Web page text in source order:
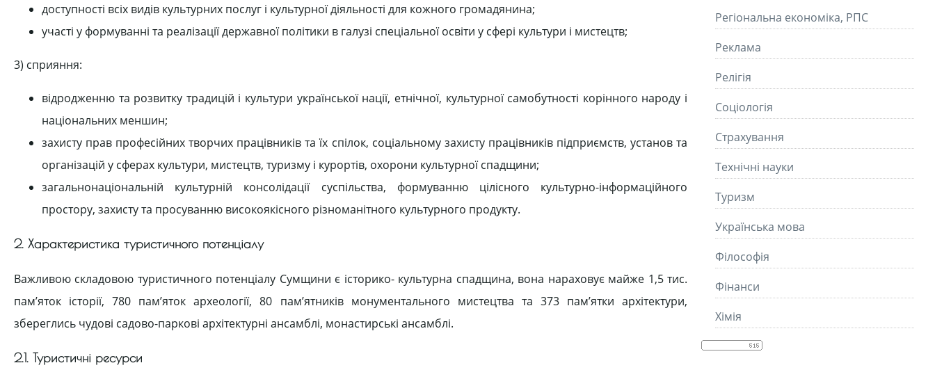
доступності всіх видів культурних послуг і культурної діяльності для кожного громадянина;
участі у формуванні та реалізації державної політики в галузі спеціальної освіти у сфері культури і мистецтв;
3) сприяння:
відродженню та розвитку традицій і культури української нації, етнічної, культурної самобутності корінного народу і
національних меншин;
захисту прав професійних творчих працівників та їх спілок, соціальному захисту працівників підприємств, установ та
організацій у сферах культури, мистецтв, туризму і курортів, охорони культурної спадщини;
загальнонаціональній культурній консолідації суспільства, формуванню цілісного культурно-інформаційного
простору, захисту та просуванню високоякісного різноманітного культурного продукту.
2. Характеристика туристичного потенціалу
Важливою складовою туристичного потенціалу Сумщини є історико- культурна спадщина, вона нараховує майже 1,5 тис.
пам’яток історії, 780 пам’яток археології, 80 пам’ятників монументального мистецтва та 373 пам’ятки архітектури,
збереглись чудові садово-паркові архітектурні ансамблі, монастирські ансамблі.
2.1. Туристичні ресурси
Регіональна економіка, РПС
Реклама
Релігія
Соціологія
Страхування
Технічні науки
Туризм
Українська мова
Філософія
Фінанси
Хімія